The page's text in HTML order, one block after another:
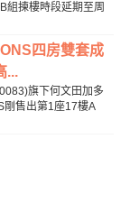
組揀樓時段延期至周
四房雙套成
...
旗下何文田加多
剛售出第1座17樓A